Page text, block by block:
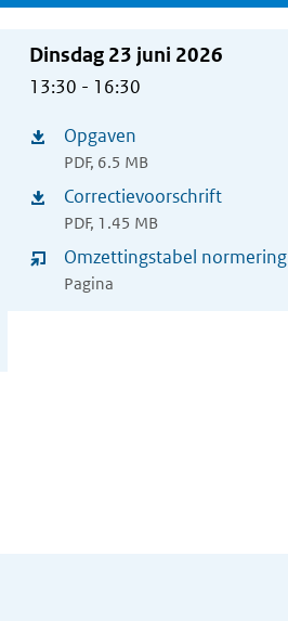
Dinsdag 23 juni 2026
13:30 - 16:30
Opgaven
PDF, 6.5 MB
(opent
nieuw
venster)
Correctievoorschrift
PDF, 1.45 MB
(opent
nieuw
Omzettingstabel normering
Pagina